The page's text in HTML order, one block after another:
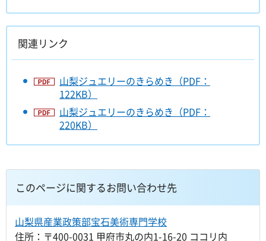
関連リンク
山梨ジュエリーのきらめき（PDF：
122KB）
山梨ジュエリーのきらめき（PDF：
220KB）
このページに関するお問い合わせ先
山梨県産業政策部宝石美術専門学校
住所：〒400-0031 甲府市丸の内1-16-20 ココリ内